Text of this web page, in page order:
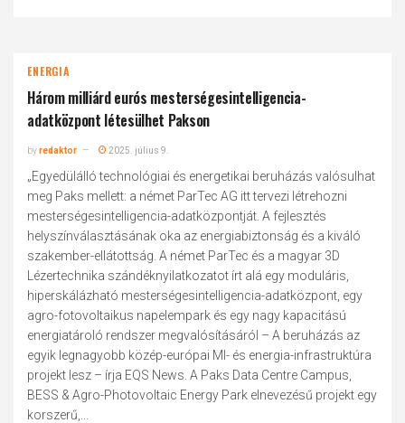
ENERGIA
Három milliárd eurós mesterségesintelligencia-
adatközpont létesülhet Pakson
byredaktor 2025. július 9.
„Egyedülálló technológiai és energetikai beruházás valósulhat
meg Paks mellett: a német ParTec AG itt tervezi létrehozni
mesterségesintelligencia-adatközpontját. A fejlesztés
helyszínválasztásának oka az energiabiztonság és a kiváló
szakember-ellátottság. A német ParTec és a magyar 3D
Lézertechnika szándéknyilatkozatot írt alá egy moduláris,
hiperskálázható mesterségesintelligencia-adatközpont, egy
agro-fotovoltaikus napelempark és egy nagy kapacitású
energiatároló rendszer megvalósításáról – A beruházás az
egyik legnagyobb közép-európai MI- és energia-infrastruktúra
projekt lesz – írja EQS News. A Paks Data Centre Campus,
BESS & Agro-Photovoltaic Energy Park elnevezésű projekt egy
korszerű,...